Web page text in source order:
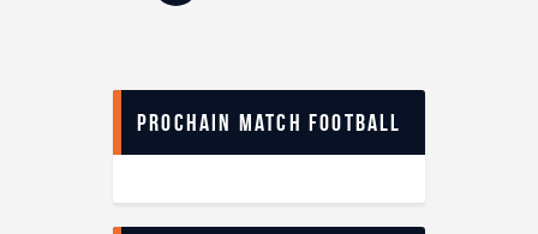
Prochain match football